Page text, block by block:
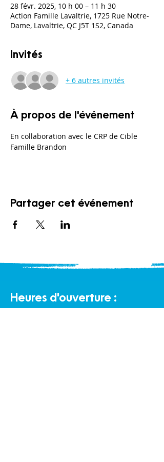
28 févr. 2025, 10 h 00 – 11 h 30
Action Famille Lavaltrie, 1725 Rue Notre-
Dame, Lavaltrie, QC J5T 1S2, Canada
Invités
+ 6 autres invités
À propos de l'événement
En collaboration avec le CRP de Cible
Famille Brandon
Partager cet événement
Heures d'ouverture :